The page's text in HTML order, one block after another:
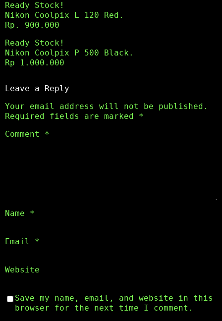
Ready Stock!
Nikon Coolpix L 120 Red.
Rp. 900.000
Ready Stock!
Nikon Coolpix P 500 Black.
Rp 1.000.000
Leave a Reply
Your email address will not be published.
Required fields are marked *
Comment *
Name *
Email *
Website
Save my name, email, and website in this
browser for the next time I comment.